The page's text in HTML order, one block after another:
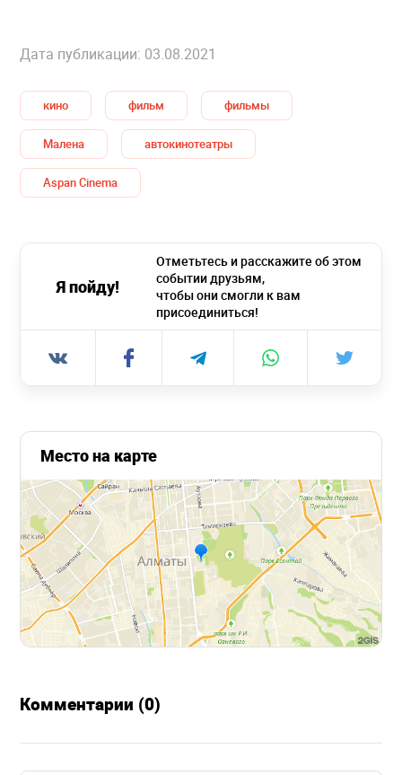
Дата публикации: 03.08.2021
кино фильм фильмы
Малена автокинотеатры
Aspan Cinema
Я пойду!
Отметьтесь и расскажите об этом
событии друзьям,
чтобы они смогли к вам
присоединиться!
Место на карте
Комментарии (0)